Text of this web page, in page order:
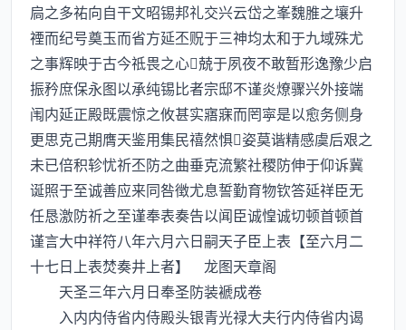
扃之多祐向自干文昭锡邦礼交兴云岱之峯魏脽之壤升
禋而纪号奠玉而省方延丕贶于三神均太和于九域殊尤
之事辉映于古今祗畏之心兢于夙夜不敢暂形逸豫少启
振矜庶保永图以承纯锡比者宗邸不谨炎燎骤兴外接端
闱内延正殿既震惊之攸甚实寤寐而罔寜是以愈务侧身
更思克己期膺天鉴用集民禧然惧姿莫谐精感虞后艰之
未已倍积轸忧祈丕防之曲垂克流繁社稷防伸于仰诉冀
诞照于至诚善应来同咎徴尤息誓勤育物钦答延祥臣无
任恳激防祈之至谨奉表奏告以闻臣诚惶诚切顿首顿首
谨言大中祥符八年六月六日嗣天子臣上表【至六月二
十七日上表焚奏井上者】 龙图天章阁
天圣三年六月日奉圣防装褫成卷
入内内侍省内侍殿头银青光禄大夫行内侍省内谒